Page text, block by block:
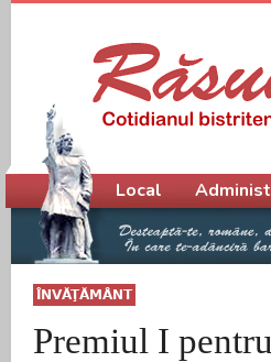
ÎNVĂŢĂMÂNT
Premiul I
Meniu principal
Local